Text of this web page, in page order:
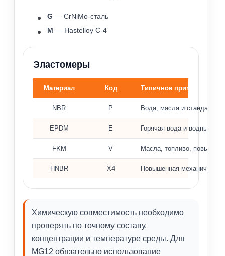
G — CrNiMo-сталь
M — Hastelloy C-4
Эластомеры
Материал Код Типичное применение
NBR P Вода, масла и
EPDM E Горячая вода и водные
FKM V Масла, топливо,
HNBR X4 Повышенная механическая
Химическую совместимость необходимо
проверять по точному составу,
концентрации и температуре среды. Для
MG12 обязательно использование